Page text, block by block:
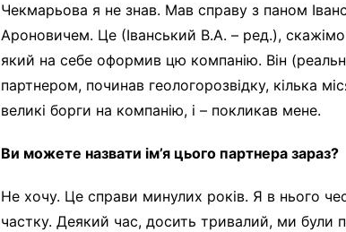
Чекмарьова я не знав. Мав справу з паном
Ароновичем. Це (Іванський В.А. – ред.),
який на себе оформив цю компанію. Він
партнером, починав геологорозвідку, кілька
великі борги на компанію, і – покликав мене.
Ви можете назвати ім’я цього партнера зараз?
Не хочу. Це справи минулих років. Я в нього
частку. Деякий час, досить тривалий, ми були